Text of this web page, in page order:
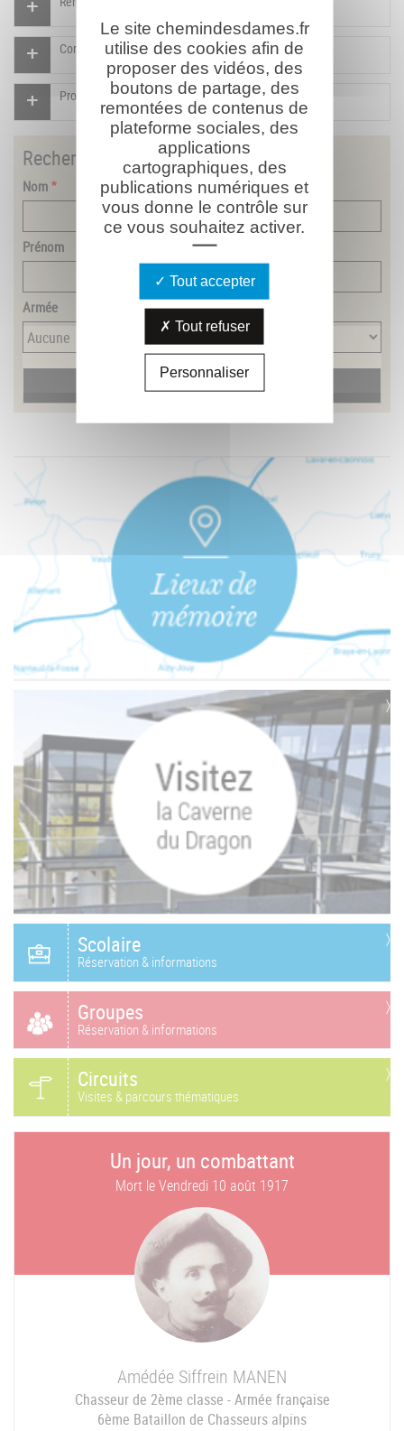
Compléter la fiche pour ce combattant
Proposer un document pour ce combattant
Rechercher un combattant
Nom
Prénom
Armée
Scolaire
Réservation & informations
Groupes
Réservation & informations
Circuits
Visites & parcours thématiques
Un jour, un combattant
Mort leVendredi 10 août 1917
Amédée Siffrein MANEN
Chasseur de 2ème classe - Armée française
6ème Bataillon de Chasseurs alpins
Le site chemindesdames.fr
utilise des cookies afin de
proposer des vidéos, des
boutons de partage, des
remontées de contenus de
plateforme sociales, des
applications
cartographiques, des
publications numériques et
vous donne le contrôle sur
ce vous souhaitez activer.
Tout accepter
Tout refuser
Personnaliser